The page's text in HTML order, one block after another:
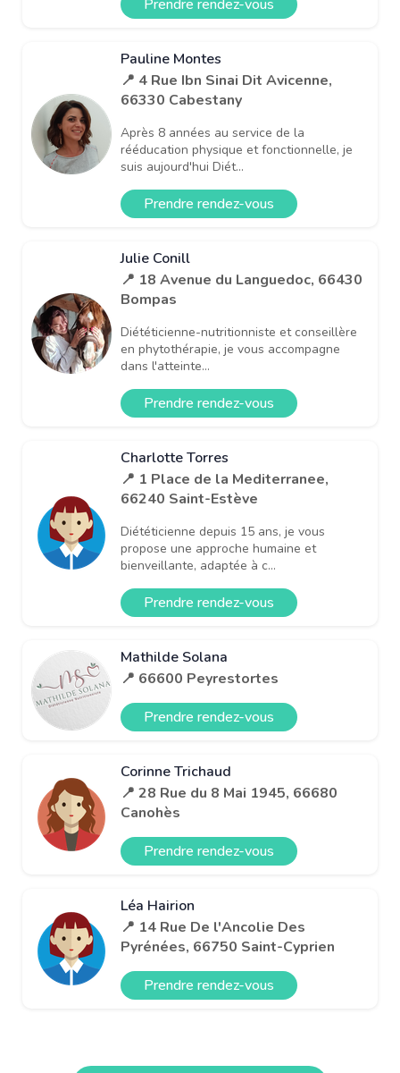
Prendre rendez-vous
Pauline Montes
📍 4 Rue Ibn Sinai Dit Avicenne,
66330 Cabestany
Après 8 années au service de la
rééducation physique et fonctionnelle, je
suis aujourd'hui Diét...
Prendre rendez-vous
Julie Conill
📍 18 Avenue du Languedoc, 66430
Bompas
Diététicienne-nutritionniste et conseillère
en phytothérapie, je vous accompagne
dans l'atteinte...
Prendre rendez-vous
Charlotte Torres
📍 1 Place de la Mediterranee,
66240 Saint-Estève
Diététicienne depuis 15 ans, je vous
propose une approche humaine et
bienveillante, adaptée à c...
Prendre rendez-vous
Mathilde Solana
📍 66600 Peyrestortes
Prendre rendez-vous
Corinne Trichaud
📍 28 Rue du 8 Mai 1945, 66680
Canohès
Prendre rendez-vous
Léa Hairion
📍 14 Rue De l'Ancolie Des
Pyrénées, 66750 Saint-Cyprien
Prendre rendez-vous